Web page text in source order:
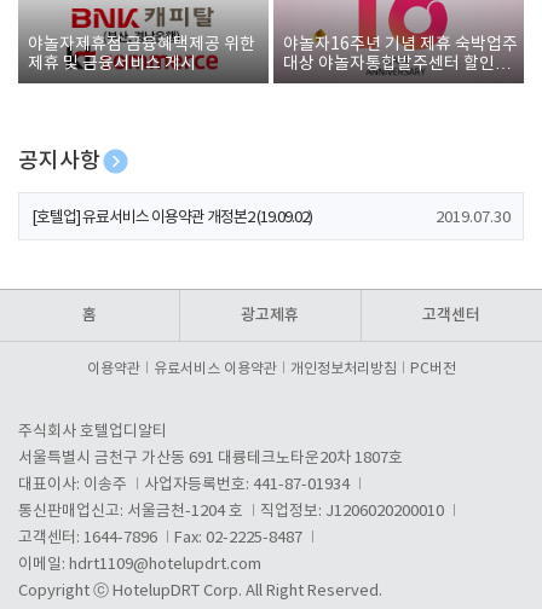
야놀자제휴점 금융혜택제공 위한
제휴 및 금융서비스 게시
야놀자16주년 기념 제휴 숙박업주
대상 야놀자통합발주센터 할인쿠
폰 증정
공지사항
[호텔업] 개인정보 처리방침 개정본1 (19.09.02)
[호텔업] 유료서비스 이용약관 개정본2 (19.09.02) 2019.07.30
홈 광고제휴 고객센터
이용약관 유료서비스 이용약관 개인정보처리방침 PC버전
주식회사 호텔업디알티
서울특별시 금천구 가산동 691 대륭테크노타운20차 1807호
대표이사: 이송주
사업자등록번호: 441-87-01934
통신판매업신고: 서울금천-1204 호
직업정보: J1206020200010
고객센터: 1644-7896
Fax: 02-2225-8487
이메일: hdrt1109@hotelupdrt.com
Copyright ⓒ HotelupDRT Corp. All Right Reserved.